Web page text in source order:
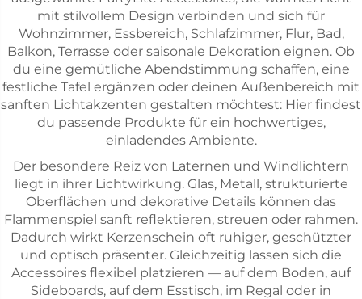
mit stilvollem Design verbinden und sich für
Wohnzimmer, Essbereich, Schlafzimmer, Flur, Bad,
Balkon, Terrasse oder saisonale Dekoration eignen. Ob
du eine gemütliche Abendstimmung schaffen, eine
festliche Tafel ergänzen oder deinen Außenbereich mit
sanften Lichtakzenten gestalten möchtest: Hier findest
du passende Produkte für ein hochwertiges,
einladendes Ambiente.
Der besondere Reiz von Laternen und Windlichtern
liegt in ihrer Lichtwirkung. Glas, Metall, strukturierte
Oberflächen und dekorative Details können das
Flammenspiel sanft reflektieren, streuen oder rahmen.
Dadurch wirkt Kerzenschein oft ruhiger, geschützter
und optisch präsenter. Gleichzeitig lassen sich die
Accessoires flexibel platzieren — auf dem Boden, auf
Sideboards, auf dem Esstisch, im Regal oder in